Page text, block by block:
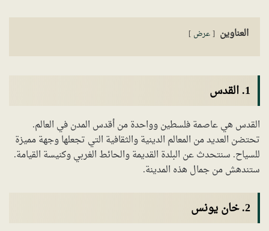
العناوين عرض
1. القدس
القدس هي عاصمة فلسطين وواحدة من أقدس المدن في العالم.
تحتضن العديد من المعالم الدينية والثقافية التي تجعلها وجهة مميزة
للسياح. سنتحدث عن البلدة القديمة والحائط الغربي وكنيسة القيامة.
ستندهش من جمال هذه المدينة.
2. خان يونس